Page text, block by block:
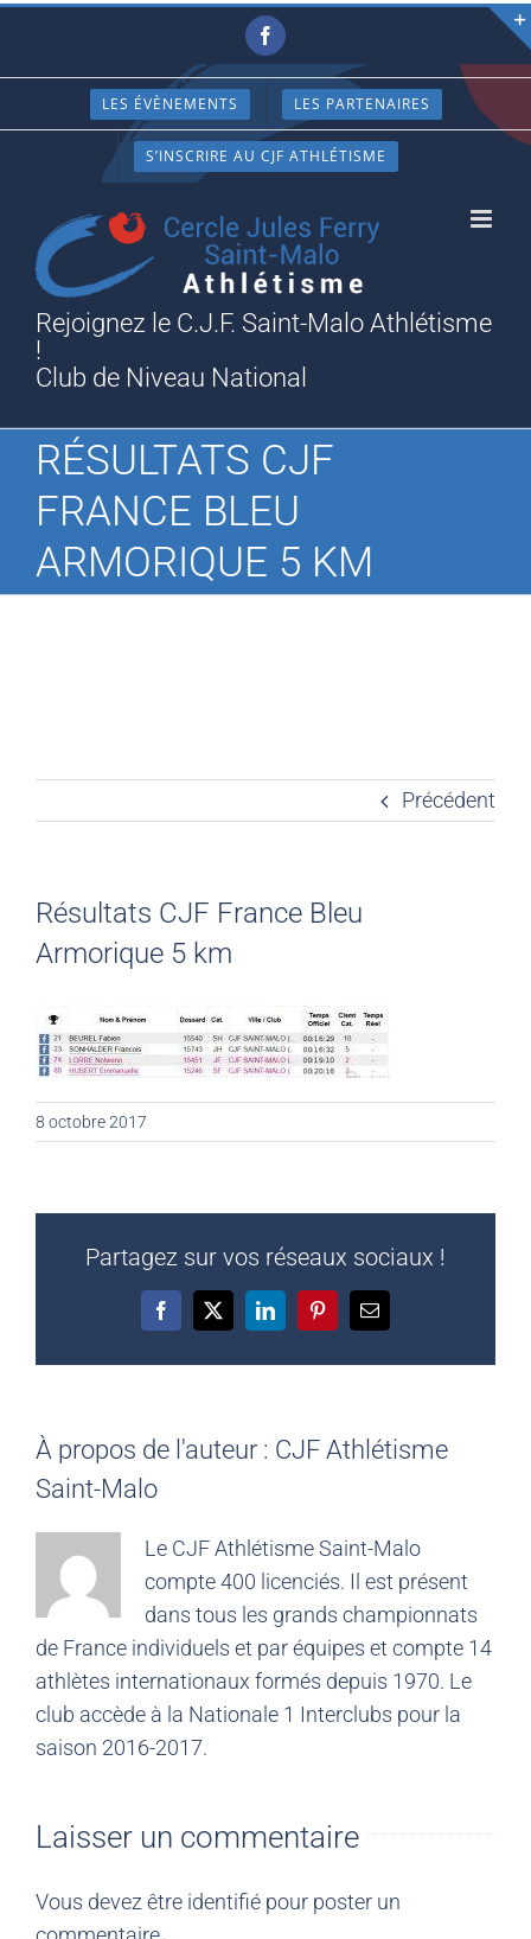
Passer
contenu
Facebook
LES ÉVÈNEMENTS LES PARTENAIRES
S’INSCRIRE AU CJF ATHLÉTISME
Rejoignez le C.J.F. Saint-Malo Athlétisme
!
Club de Niveau National
RÉSULTATS CJF
FRANCE BLEU
ARMORIQUE 5 KM
Précédent
Résultats CJF France Bleu
Armorique 5 km
8 octobre 2017
Partagez sur vos réseaux sociaux !
Facebook
X LinkedInPinterestEmail
À propos de l'auteur : CJF Athlétisme
Saint-Malo
Le CJF Athlétisme Saint-Malo
compte 400 licenciés. Il est présent
dans tous les grands championnats
de France individuels et par équipes et compte 14
athlètes internationaux formés depuis 1970. Le
club accède à la Nationale 1 Interclubs pour la
saison 2016-2017.
Laisser un commentaire
Vous devez être identifié pour poster un